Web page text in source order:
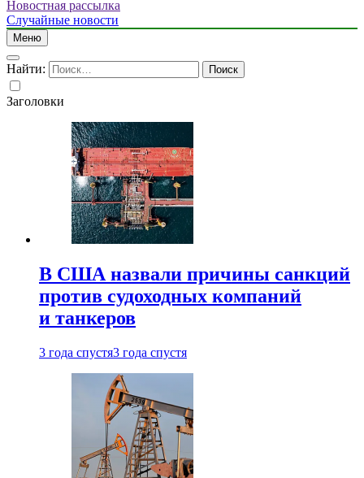
Новостная рассылка
Случайные новости
Меню
Найти:
Заголовки
В США назвали причины санкций
против судоходных компаний
и танкеров
3 года спустя3 года спустя